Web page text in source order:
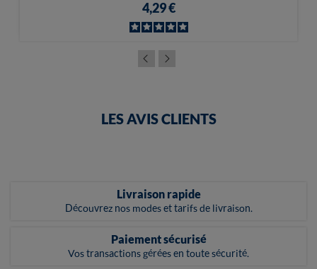
4,29 €
LES AVIS CLIENTS
Livraison rapide
Découvrez nos modes et tarifs de livraison.
Paiement sécurisé
Vos transactions gérées en toute sécurité.